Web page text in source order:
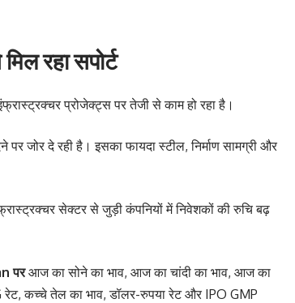
रहा सपोर्ट
प्रोजेक्ट्स पर तेजी से काम हो रहा है।
पर जोर दे रही है। इसका फायदा स्टील, निर्माण सामग्री और
सेक्टर से जुड़ी कंपनियों में निवेशकों की रुचि बढ़
पर आज का सोने का भाव, आज का चांदी का भाव, आज का
रेट,कच्चे तेल का भाव,डॉलर-रुपया रेटऔर IPO GMP